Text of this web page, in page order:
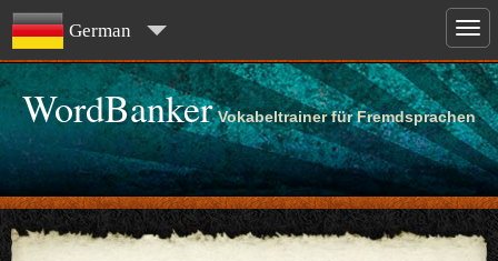
German
WordBanker Vokabeltrainer für Fremdsprachen